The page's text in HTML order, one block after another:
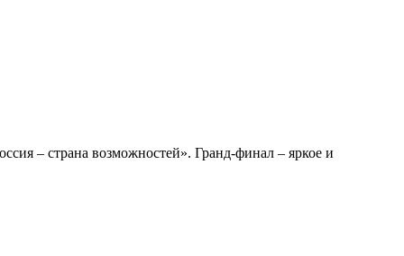
– страна возможностей». Гранд-финал – яркое и